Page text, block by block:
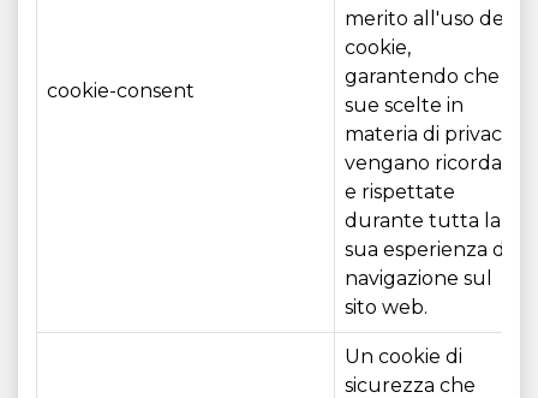
cookie-consent
merito all'uso dei
cookie,
garantendo che le
sue scelte in
materia di privacy
vengano ricordate
e rispettate
durante tutta la
sua esperienza di
navigazione sul
sito web.
Un cookie di
sicurezza che